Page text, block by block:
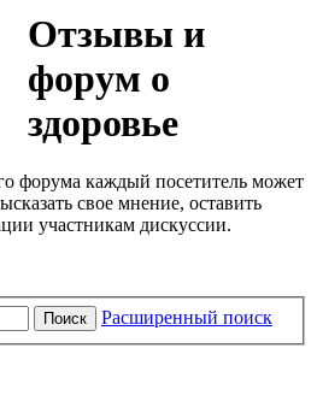
Отзывы и
форум о
здоровье
форума каждый посетитель может
свое мнение, оставить
участникам дискуссии.
Поиск Расширенный поиск